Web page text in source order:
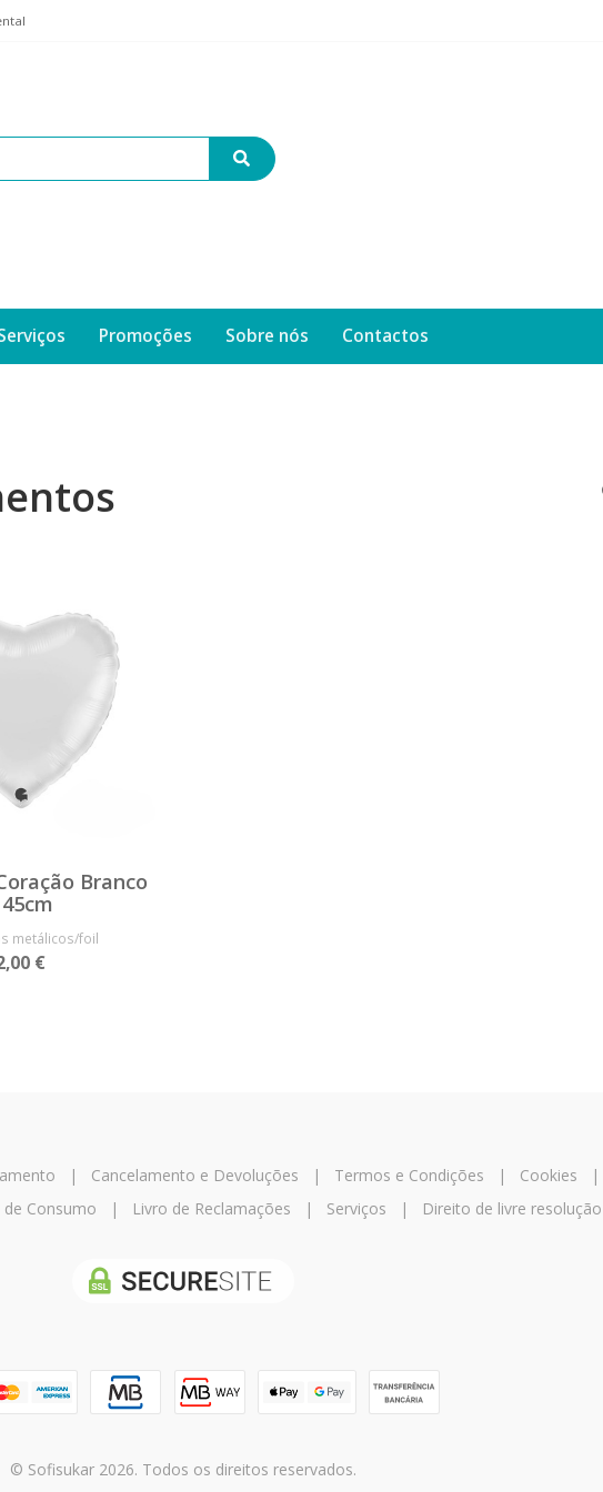
Promoções Sobre nós Contactos
Branco
metálicos/foil
€
| Cancelamento e Devoluções | Termos e Condições | Cookies |
Consumo | Livro de Reclamações | Serviços | Direito de livre resolução
© Sofisukar 2026. Todos os direitos reservados.